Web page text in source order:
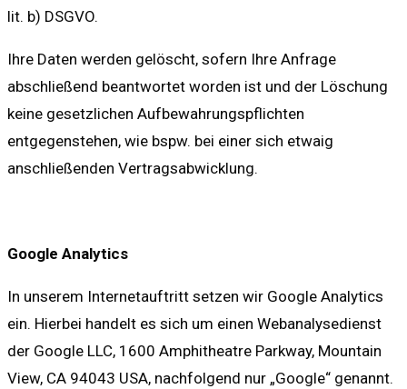
lit. b) DSGVO.
Ihre Daten werden gelöscht, sofern Ihre Anfrage
abschließend beantwortet worden ist und der Löschung
keine gesetzlichen Aufbewahrungspflichten
entgegenstehen, wie bspw. bei einer sich etwaig
anschließenden Vertragsabwicklung.
Google Analytics
In unserem Internetauftritt setzen wir Google Analytics
ein. Hierbei handelt es sich um einen Webanalysedienst
der Google LLC, 1600 Amphitheatre Parkway, Mountain
View, CA 94043 USA, nachfolgend nur „Google“ genannt.